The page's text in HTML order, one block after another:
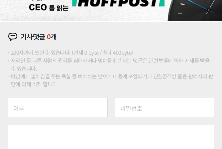
기사댓글0개
200자까지 쓰실 수 있습니다. (현재 0 byte / 최대 400byte)
저작권 등 다른 사람의 권리를 침해하거나 명예를 훼손하는 댓글은 관련 법률에 의해 제재를 받을
수 있습니다.
타인에게 불쾌감을 주는 욕설 등 비하하는 단어가 내용에 포함되거나 인신공격성 글은 관리자의 판
단에 의해 삭제 합니다.